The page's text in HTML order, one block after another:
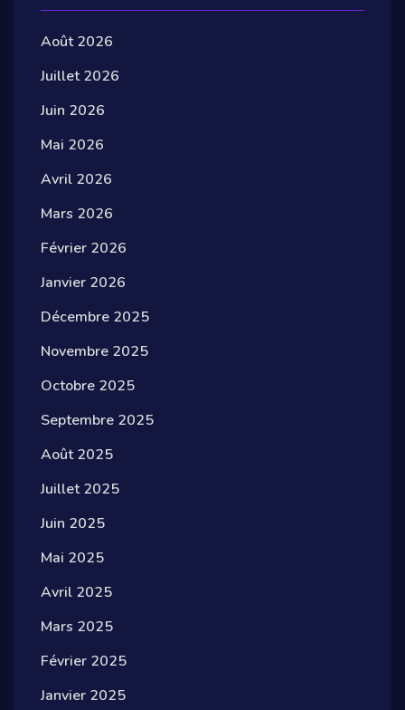
Août 2026
Juillet 2026
Juin 2026
Mai 2026
Avril 2026
Mars 2026
Février 2026
Janvier 2026
Décembre 2025
Novembre 2025
Octobre 2025
Septembre 2025
Août 2025
Juillet 2025
Juin 2025
Mai 2025
Avril 2025
Mars 2025
Février 2025
Janvier 2025